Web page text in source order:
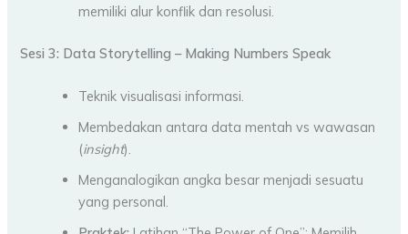
memiliki alur konflik dan resolusi.
Sesi 3: Data Storytelling – Making Numbers Speak
Teknik visualisasi informasi.
Membedakan antara data mentah vs wawasan
(insight).
Menganalogikan angka besar menjadi sesuatu
yang personal.